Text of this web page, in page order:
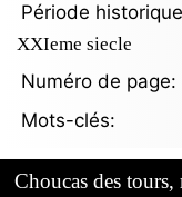
Période
XXIeme siecle
Numéro de page:
Mots-clés:
Choucas des